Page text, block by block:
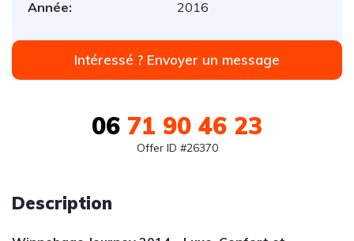
Année:
2016
Intéressé ? Envoyer un message
06 71 90 46 23
Offer ID #26370
Description